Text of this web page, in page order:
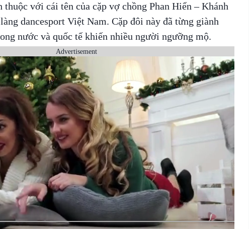
thuộc với cái tên của cặp vợ chồng Phan Hiển – Khánh
dancesport Việt Nam. Cặp đôi này đã từng giành
nước và quốc tế khiến nhiều người ngưỡng mộ.
Advertisement